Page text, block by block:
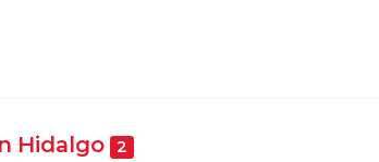
Hidalgo 2